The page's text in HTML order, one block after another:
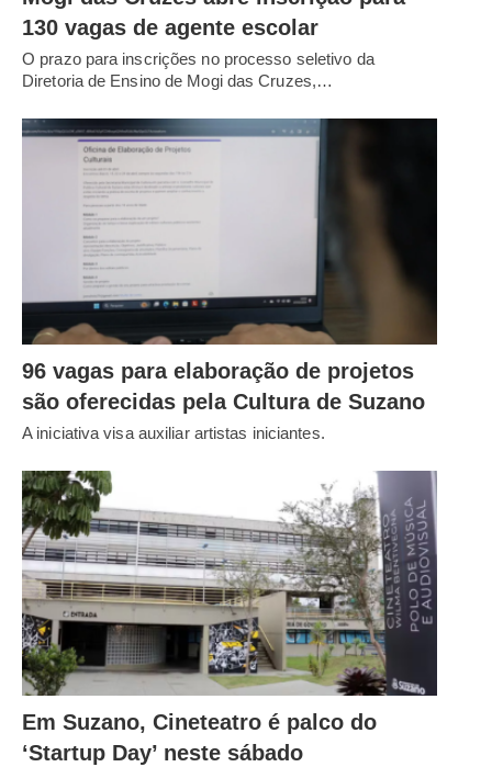
130 vagas de agente escolar
O prazo para inscrições no processo seletivo da
Diretoria de Ensino de Mogi das Cruzes,…
96 vagas para elaboração de projetos
são oferecidas pela Cultura de Suzano
A iniciativa visa auxiliar artistas iniciantes.
Em Suzano, Cineteatro é palco do
‘Startup Day’ neste sábado